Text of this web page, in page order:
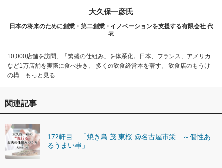
大久保一彦氏
日本の将来のために創業・第二創業・イノベーションを支援する有限会社 代
表
10,000店舗を訪問、「繁盛の仕組み」を体系化。日本、フランス、アメリカ
など1万店舗を実際に食べ歩き、 多くの飲食経営本を著す。 飲食店のもうけ
の構…もっと見る
関連記事
172軒目 「焼き鳥 茂 東桜 @名古屋市栄 ～個性あ
るうまい串」